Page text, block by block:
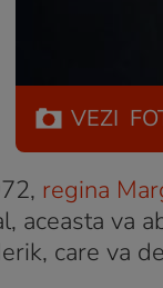
VEZI
regina
aceasta va
care va